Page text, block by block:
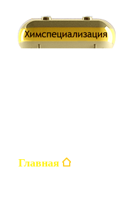
Главная